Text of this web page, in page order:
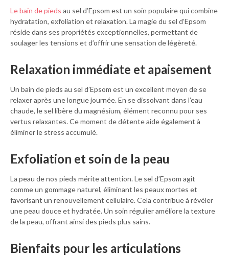
Le bain de pieds au sel d’Epsom est un soin populaire qui combine
hydratation, exfoliation et relaxation. La magie du sel d’Epsom
réside dans ses propriétés exceptionnelles, permettant de
soulager les tensions et d’offrir une sensation de légèreté.
Relaxation immédiate et apaisement
Un bain de pieds au sel d’Epsom est un excellent moyen de se
relaxer après une longue journée. En se dissolvant dans l’eau
chaude, le sel libère du magnésium, élément reconnu pour ses
vertus relaxantes. Ce moment de détente aide également à
éliminer le stress accumulé.
Exfoliation et soin de la peau
La peau de nos pieds mérite attention. Le sel d’Epsom agit
comme un gommage naturel, éliminant les peaux mortes et
favorisant un renouvellement cellulaire. Cela contribue à révéler
une peau douce et hydratée. Un soin régulier améliore la texture
de la peau, offrant ainsi des pieds plus sains.
Bienfaits pour les articulations